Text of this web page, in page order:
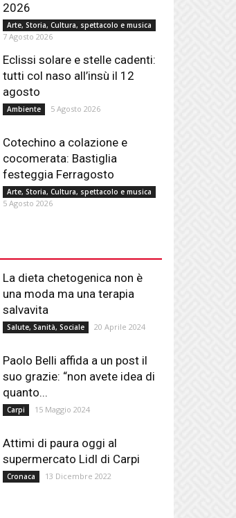
2026
Arte, Storia, Cultura, spettacolo e musica
7 Agosto 2026
Eclissi solare e stelle cadenti:
tutti col naso all’insù il 12
agosto
Ambiente 5 Agosto 2026
Cotechino a colazione e
cocomerata: Bastiglia
festeggia Ferragosto
Arte, Storia, Cultura, spettacolo e musica
5 Agosto 2026
La dieta chetogenica non è
una moda ma una terapia
salvavita
Salute, Sanità, Sociale 20 Aprile 2024
Paolo Belli affida a un post il
suo grazie: “non avete idea di
quanto...
Carpi 15 Maggio 2024
Attimi di paura oggi al
supermercato Lidl di Carpi
Cronaca 13 Dicembre 2022